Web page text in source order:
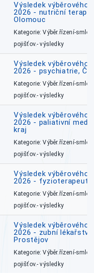
Výsledek výběrového
2026 - nutriční
Olomouc
Kategorie: Výběr.řízení-
pojišťov.- výsledky
Výsledek výběrového
2026 - psychiatrie,
Kategorie: Výběr.řízení-
pojišťov.- výsledky
Výsledek výběrového
2026 - paliativní
kraj
Kategorie: Výběr.řízení-
pojišťov.- výsledky
Výsledek výběrového
2026 - fyzioterapeut,
Kategorie: Výběr.řízení-
pojišťov.- výsledky
Výsledek výběrového
2026 - zubní
Prostějov
Kategorie: Výběr.řízení-
pojišťov.- výsledky